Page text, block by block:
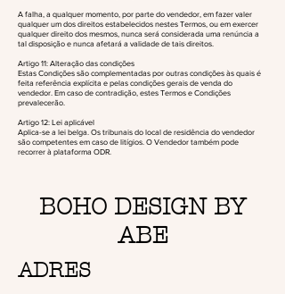
A falha, a qualquer momento, por parte do vendedor, em fazer valer
qualquer um dos direitos estabelecidos nestes Termos, ou em exercer
qualquer direito dos mesmos, nunca será considerada uma renúncia a
tal disposição e nunca afetará a validade de tais direitos.
Artigo 11: Alteração das condições
Estas Condições são complementadas por outras condições às quais é
feita referência explícita e pelas condições gerais de venda do
vendedor. Em caso de contradição, estes Termos e Condições
prevalecerão.
Artigo 12: Lei aplicável
Aplica-se a lei belga. Os tribunais do local de residência do vendedor
são competentes em caso de litígios. O Vendedor também pode
recorrer à plataforma ODR.
BOHO DESIGN BY
ABE
ADRES